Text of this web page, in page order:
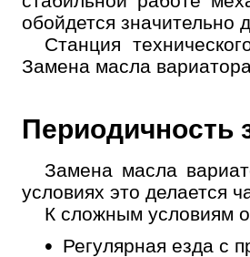
обойдется значительно
Станция
Замена масла
Периодичность
Замена масла
условиях это делается
К сложным условиям
Регулярная езда с